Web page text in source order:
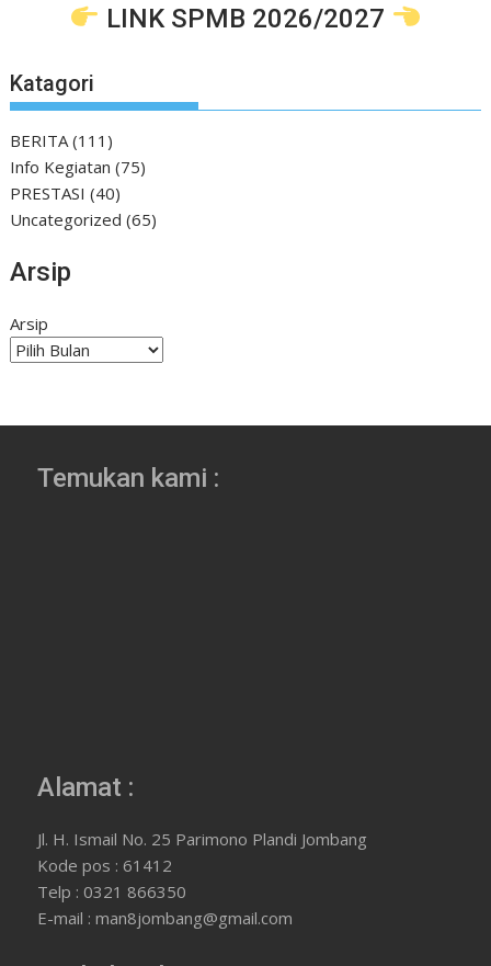
LINK SPMB 2026/2027
Katagori
BERITA(111)
Info Kegiatan (75)
PRESTASI (40)
Uncategorized (65)
Arsip
Arsip
Temukan kami :
Alamat :
Jl. H. Ismail No. 25 Parimono Plandi Jombang
Kode pos : 61412
Telp : 0321 866350
E-mail : man8jombang@gmail.com